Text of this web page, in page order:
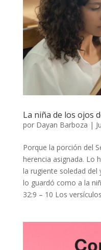
La niña de los ojos
por Dayan Barboza |
Porque la porción del
herencia asignada. Lo
la rugiente soledad
lo guardó como a la
32:9 – 10 Los